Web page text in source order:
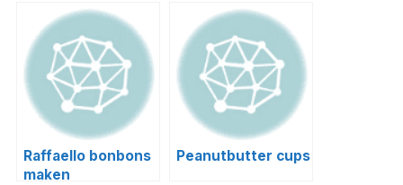
Raffaello bonbons
maken
Peanutbutter cups